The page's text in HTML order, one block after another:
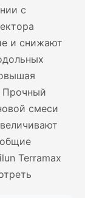
с
и снижают
Прочный
смеси
Terramax